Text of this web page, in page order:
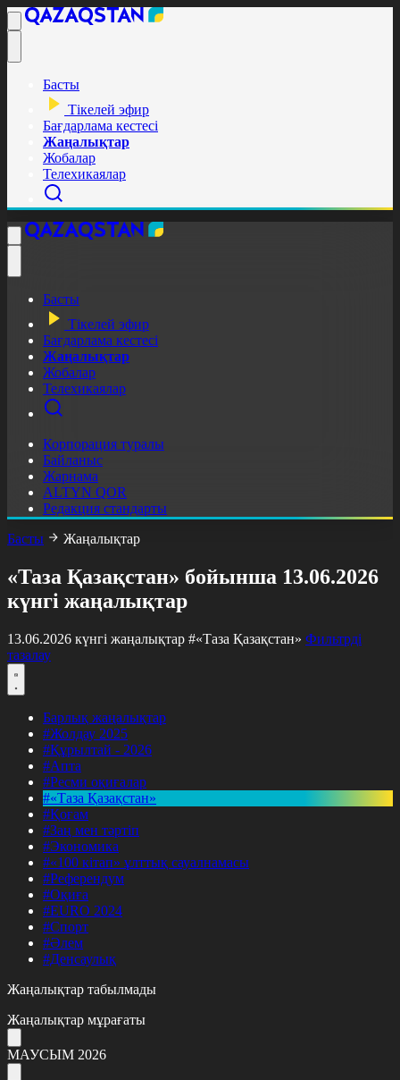
Басты
Тікелей эфир
Бағдарлама кестесі
Жаңалықтар
Жобалар
Телехикаялар
Басты
Тікелей эфир
Бағдарлама кестесі
Жаңалықтар
Жобалар
Телехикаялар
Корпорация туралы
Байланыс
Жарнама
ALTYN QOR
Редакция стандарты
Басты
Жаңалықтар
«Таза Қазақстан» бойынша 13.06.2026
күнгі жаңалықтар
13.06.2026 күнгі жаңалықтар #«Таза Қазақстан» Фильтрді
тазалау
Барлық жаңалықтар
#Жолдау 2025
#Құрылтай - 2026
#Апта
#Ресми оқиғалар
#«Таза Қазақстан»
#Қоғам
#Заң мен тәртіп
#Экономика
#«100 кітап» ұлттық сауалнамасы
#Референдум
#Оқиға
#EURO 2024
#Спорт
#Әлем
#Денсаулық
Жаңалықтар табылмады
Жаңалықтар мұрағаты
МАУСЫМ 2026